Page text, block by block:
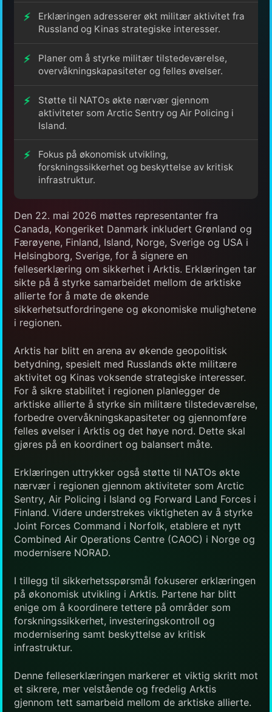
Erklæringen adresserer økt militær aktivitet fra
Russland og Kinas strategiske interesser.
Planer om å styrke militær tilstedeværelse,
overvåkningskapasiteter og felles øvelser.
Støtte til NATOs økte nærvær gjennom
aktiviteter som Arctic Sentry og Air Policing i
Island.
Fokus på økonomisk utvikling,
forskningssikkerhet og beskyttelse av kritisk
infrastruktur.
Den 22. mai 2026 møttes representanter fra
Canada, Kongeriket Danmark inkludert Grønland og
Færøyene, Finland, Island, Norge, Sverige og USA i
Helsingborg, Sverige, for å signere en
felleserklæring om sikkerhet i Arktis. Erklæringen tar
sikte på å styrke samarbeidet mellom de arktiske
allierte for å møte de økende
sikkerhetsutfordringene og økonomiske mulighetene
i regionen.
Arktis har blitt en arena av økende geopolitisk
betydning, spesielt med Russlands økte militære
aktivitet og Kinas voksende strategiske interesser.
For å sikre stabilitet i regionen planlegger de
arktiske allierte å styrke sin militære tilstedeværelse,
forbedre overvåkningskapasiteter og gjennomføre
felles øvelser i Arktis og det høye nord. Dette skal
gjøres på en koordinert og balansert måte.
Erklæringen uttrykker også støtte til NATOs økte
nærvær i regionen gjennom aktiviteter som Arctic
Sentry, Air Policing i Island og Forward Land Forces i
Finland. Videre understrekes viktigheten av å styrke
Joint Forces Command i Norfolk, etablere et nytt
Combined Air Operations Centre (CAOC) i Norge og
modernisere NORAD.
I tillegg til sikkerhetsspørsmål fokuserer erklæringen
på økonomisk utvikling i Arktis. Partene har blitt
enige om å koordinere tettere på områder som
forskningssikkerhet, investeringskontroll og
modernisering samt beskyttelse av kritisk
infrastruktur.
Denne felleserklæringen markerer et viktig skritt mot
et sikrere, mer velstående og fredelig Arktis
gjennom tett samarbeid mellom de arktiske allierte.